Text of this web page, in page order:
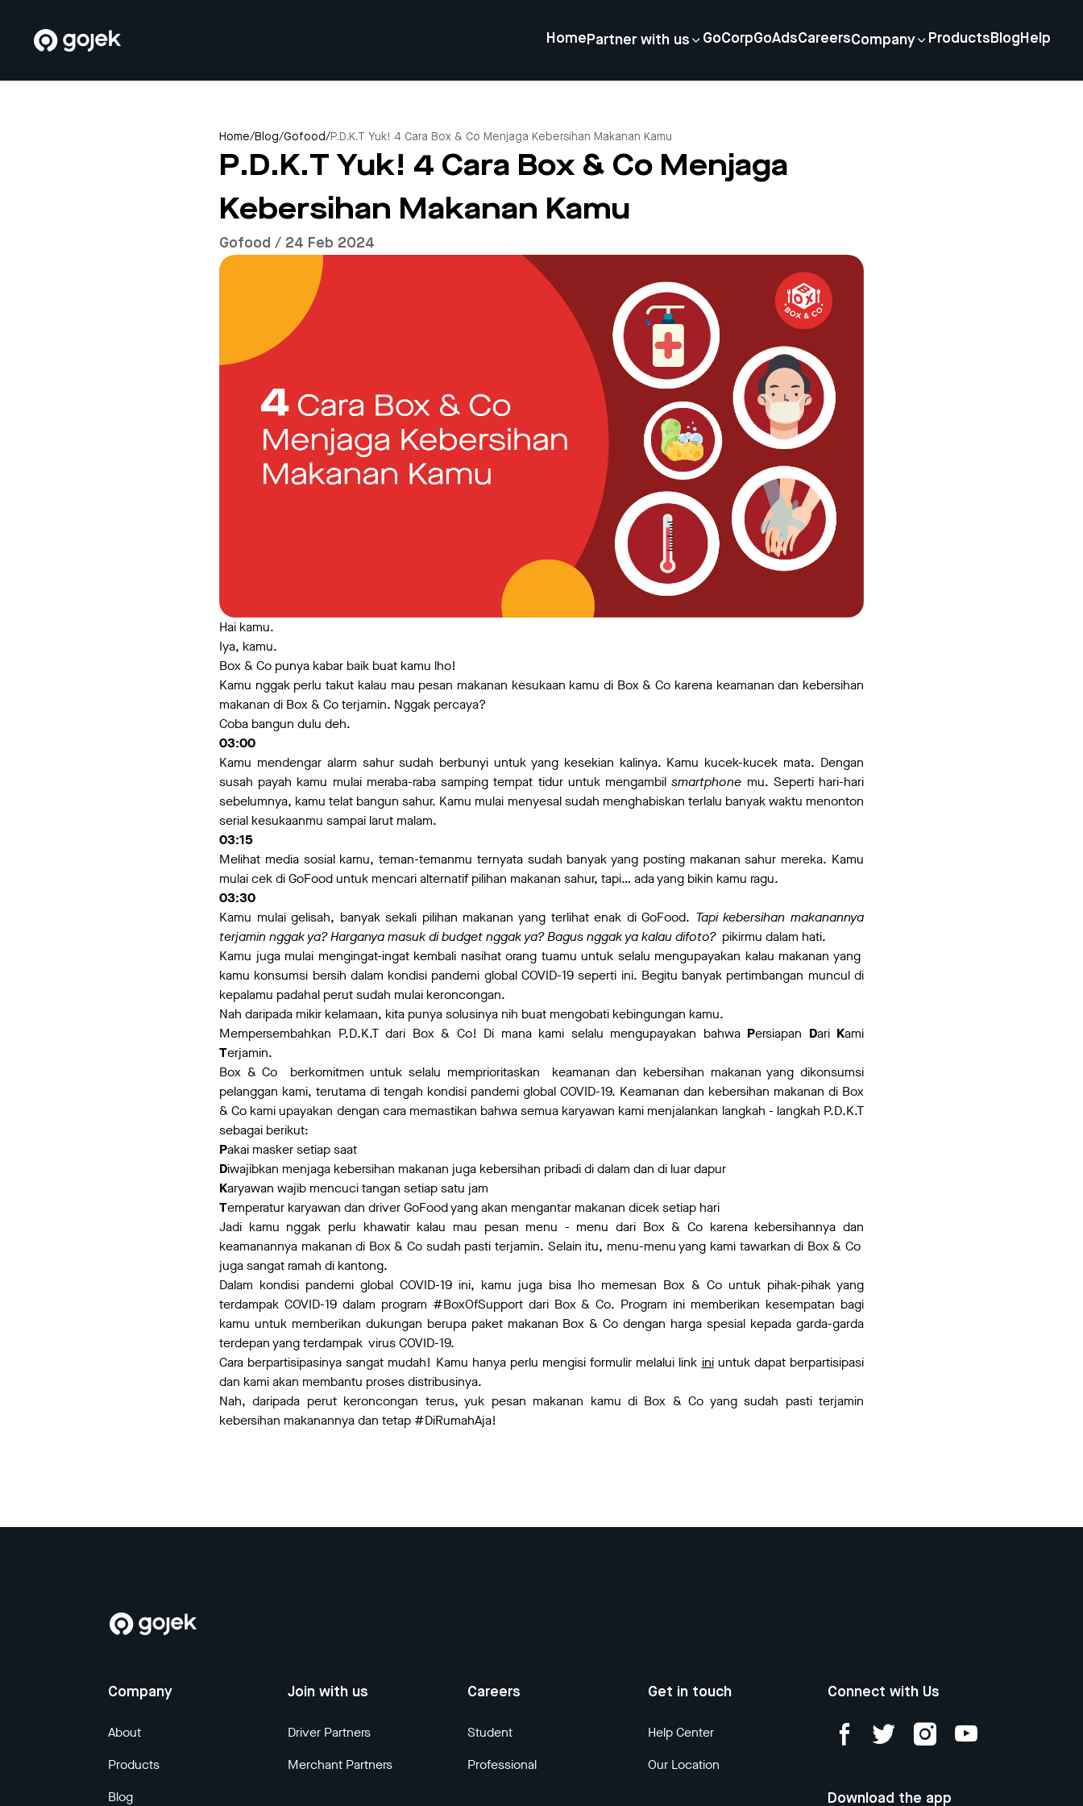
Home Partner with us GoCorpGoAdsCareersCompany Products Blog Help
Home/Blog/Gofood/P.D.K.T Yuk! 4 Cara Box & Co Menjaga Kebersihan Makanan Kamu
P.D.K.T Yuk! 4 Cara Box & Co Menjaga
Kebersihan Makanan Kamu
Gofood / 24 Feb 2024
Hai kamu.
Iya, kamu.
Box & Co punya kabar baik buat kamu lho!
Kamu nggak perlu takut kalau mau pesan makanan kesukaan kamu di Box & Co karena keamanan dan kebersihan
makanan di Box & Co terjamin. Nggak percaya?
Coba bangun dulu deh.
03:00
Kamu mendengar alarm sahur sudah berbunyi untuk yang kesekian kalinya. Kamu kucek-kucek mata. Dengan
susah payah kamu mulai meraba-raba samping tempat tidur untuk mengambilsmartphone mu. Seperti hari-hari
sebelumnya, kamu telat bangun sahur. Kamu mulai menyesal sudah menghabiskan terlalu banyak waktu menonton
serial kesukaanmu sampai larut malam.
03:15
Melihat media sosial kamu, teman-temanmu ternyata sudah banyak yang posting makanan sahur mereka. Kamu
mulai cek di GoFood untuk mencari alternatif pilihan makanan sahur, tapi… ada yang bikin kamu ragu.
03:30
Kamu mulai gelisah, banyak sekali pilihan makanan yang terlihat enak di GoFood. Tapi kebersihan makanannya
terjamin nggak ya? Harganya masuk di budget nggak ya? Bagus nggak ya kalau difoto? pikirmu dalam hati.
Kamu juga mulai mengingat-ingat kembali nasihat orang tuamu untuk selalu mengupayakan kalau makanan yang
kamu konsumsi bersih dalam kondisi pandemi global COVID-19 seperti ini. Begitu banyak pertimbangan muncul di
kepalamu padahal perut sudah mulai keroncongan.
Nah daripada mikir kelamaan, kita punya solusinya nih buat mengobati kebingungan kamu.
Mempersembahkan P.D.K.T dari Box & Co! Di mana kami selalu mengupayakan bahwa Persiapan Dari Kami
Terjamin.
Box & Co berkomitmen untuk selalu memprioritaskan keamanan dan kebersihan makanan yang dikonsumsi
pelanggan kami, terutama di tengah kondisi pandemi global COVID-19. Keamanan dan kebersihan makanan di Box
& Co kami upayakan dengan cara memastikan bahwa semua karyawan kami menjalankan langkah - langkah P.D.K.T
sebagai berikut:
Pakai masker setiap saat
Diwajibkan menjaga kebersihan makanan juga kebersihan pribadi di dalam dan di luar dapur
Karyawan wajib mencuci tangan setiap satu jam
Temperatur karyawan dan driver GoFood yang akan mengantar makanan dicek setiap hari
Jadi kamu nggak perlu khawatir kalau mau pesan menu - menu dari Box & Co karena kebersihannya dan
keamanannya makanan di Box & Co sudah pasti terjamin. Selain itu, menu-menu yang kami tawarkan di Box & Co
juga sangat ramah di kantong.
Dalam kondisi pandemi global COVID-19 ini, kamu juga bisa lho memesan Box & Co untuk pihak-pihak yang
terdampak COVID-19 dalam program #BoxOfSupport dari Box & Co. Program ini memberikan kesempatan bagi
kamu untuk memberikan dukungan berupa paket makanan Box & Co dengan harga spesial kepada garda-garda
terdepan yang terdampak virus COVID-19.
Cara berpartisipasinya sangat mudah! Kamu hanya perlu mengisi formulir melalui link iniuntuk dapat berpartisipasi
dan kami akan membantu proses distribusinya.
Nah, daripada perut keroncongan terus, yuk pesan makanan kamu di Box & Co yang sudah pasti terjamin
kebersihan makanannya dan tetap #DiRumahAja!
Company
About
Products
Blog
Join with us
Driver Partners
Merchant Partners
Careers
Student
Professional
Get in touch
Help Center
Our Location
Connect with Us
Download the app